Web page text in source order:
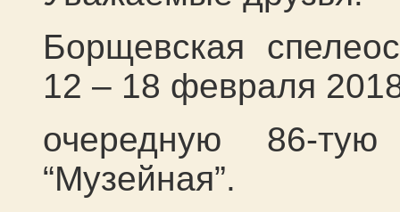
Борщевская
12 – 18 февраля
очередную 86-
“Музейная”.